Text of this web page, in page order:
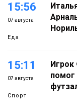
15:56
07 августа
Еда
15:11
07 августа
Спорт
помог